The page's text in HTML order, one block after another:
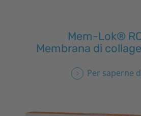
Mem-Lok®
Membrana di
Per saperne